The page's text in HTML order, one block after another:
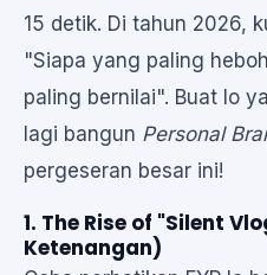
15 detik. Di tahun 2026,
"Siapa yang paling
paling bernilai". Buat lo
lagi bangun Personal
pergeseran besar ini!
1. The Rise of "Silent
Ketenangan)